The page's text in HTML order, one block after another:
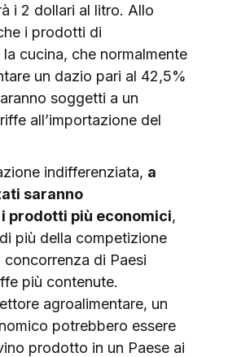
i 2 dollari al litro. Allo
i prodotti di
cucina, che normalmente
un dazio pari al 42,5%
soggetti a un
all’importazione del
indifferenziata, a
saranno
prodotti più economici,
più della competizione
di Paesi
più contenute.
agroalimentare, un
potrebbero essere
prodotto in un Paese ai